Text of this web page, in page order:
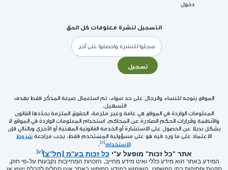
دخول
التسجيل لنشرة معلومات كل الحق
البريد
الإلكتروني
تسجيل
الموقع يتوجه للنساء والرجال على حد سواء. تم استعمال صيغة المذكّر فقط بهدف
التسهيل.
المعلومات الواردة في الموقع هي عامة وغير ملزمة. الحقوق الملزمة يحدّدها القانون
والأنظمة وقرارات الحكم الصادرة عن المحاكم. استخدام المعلومات الواردة في الموقع لا
يشكل بديلا عن الحصول على الاستشارة أو الخدمة القانونية المهنية أو الأخرى وبالتالي فإن
الاعتماد على ما ورد فيه هو على مسؤولية المستخدم فقط. يجب مراجعة شروط
الاستخدام
.
אתר "כל זכות" מופעל ע"י כל זכות בע"מ (חל"צ)
המידע באתר הוא מידע כללי ואינו מידע מחייב. הזכויות המחייבות נקבעות על-פי חוק,